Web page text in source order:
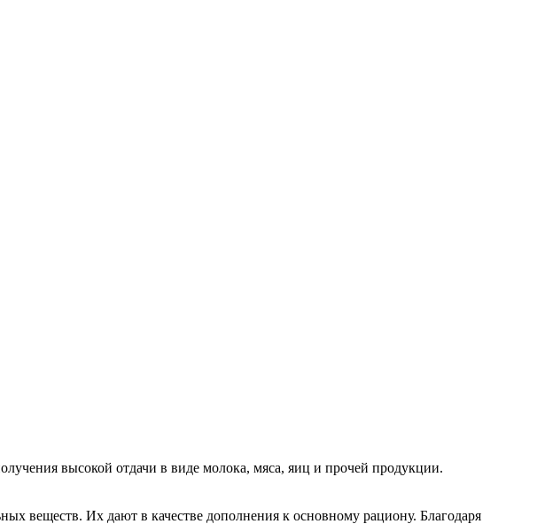
высокой отдачи в виде молока, мяса, яиц и прочей продукции.
веществ. Их дают в качестве дополнения к основному рациону. Благодаря